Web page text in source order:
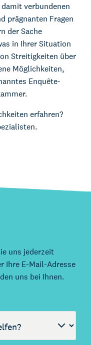
verbundenen
prägnanten Fragen
der Sache
in Ihrer Situation
Streitigkeiten über
Möglichkeiten,
Enquête-
erfahren?
uns jederzeit
Ihre E-Mail-Adresse
uns bei Ihnen.